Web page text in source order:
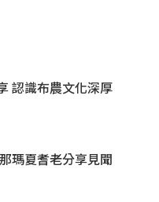
認識布農文化深厚
瑪夏耆老分享見聞